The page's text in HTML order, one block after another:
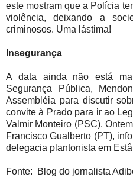
este mostram que a Polícia
violência, deixando a
criminosos. Uma lástima!
Insegurança
A data ainda não está
Segurança Pública,
Assembléia para discutir
convite à Prado para ir ao
Valmir Monteiro (PSC).
Francisco Gualberto (PT),
delegacia plantonista em
Fonte: Blog do jornalista